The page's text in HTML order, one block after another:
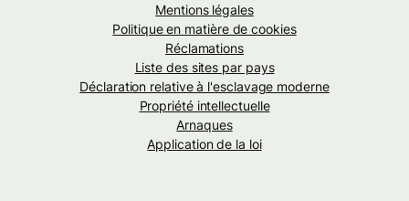
Mentions légales
Politique en matière de cookies
Réclamations
Liste des sites par pays
Déclaration relative à l'esclavage moderne
Propriété intellectuelle
Arnaques
Application de la loi